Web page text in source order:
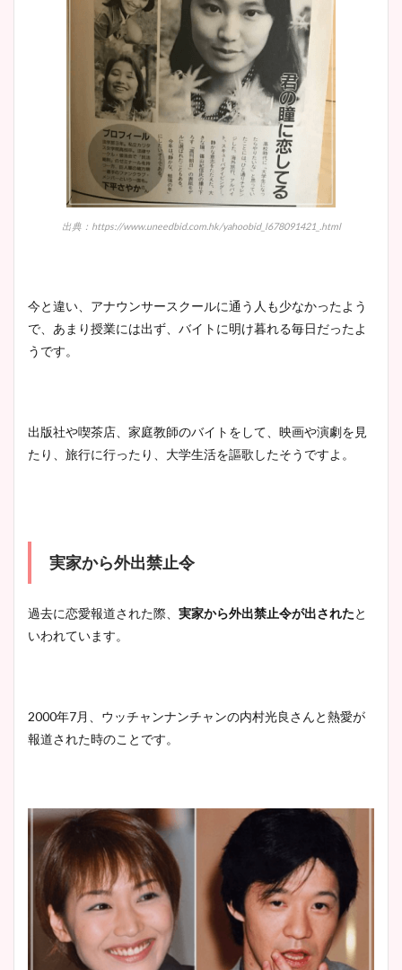
出典：https://www.uneedbid.com.hk/yahoobid_l678091421_.html
今と違い、アナウンサースクールに通う人も少なかったよう
で、あまり授業には出ず、バイトに明け暮れる毎日だったよ
うです。
出版社や喫茶店、家庭教師のバイトをして、映画や演劇を見
たり、旅行に行ったり、大学生活を謳歌したそうですよ。
実家から外出禁止令
過去に恋愛報道された際、 実家から外出禁止令が出されたと
いわれています。
2000年7月、ウッチャンナンチャンの内村光良さんと熱愛が
報道された時のことです。